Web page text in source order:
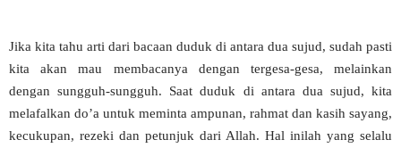
Jika kita tahu arti dari bacaan duduk di antara dua sujud, sudah pasti
kita akan mau membacanya dengan tergesa-gesa, melainkan
dengan sungguh-sungguh. Saat duduk di antara dua sujud, kita
melafalkan do’a untuk meminta ampunan, rahmat dan kasih sayang,
kecukupan, rezeki dan petunjuk dari Allah. Hal inilah yang selalu